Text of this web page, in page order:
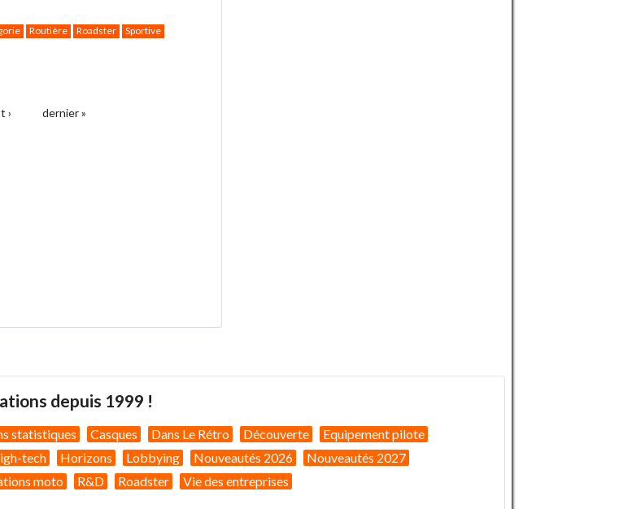
Routière Roadster
Sportive
› dernier »
depuis 1999 !
statistiques Casques Dans Le Rétro Découverte
Equipement pilote
tech Horizons Lobbying Nouveautés 2026
Nouveautés 2027
moto R&D Roadster Vie des entreprises